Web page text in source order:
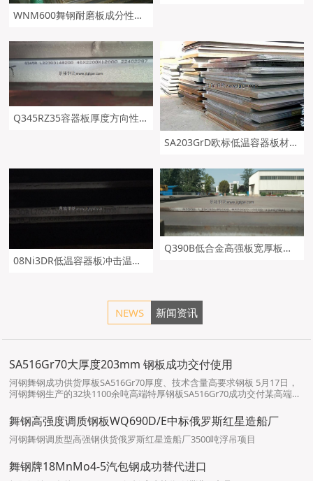
WNM600舞钢耐磨板成分性能及钢板应用范围
Q345RZ35容器板厚度方向性能及舞钢生产供应
SA203GrD欧标低温容器板材质分析及及钢板成分性能
08Ni3DR低温容器板冲击温度及钢板舞钢定轧
Q390B低合金高强板宽厚板舞钢定轧及钢板切割
NEWS 新闻资讯
SA516Gr70大厚度203mm 钢板成功交付使用
河钢舞钢成功供货厚板SA516Gr70厚度、技术含量高要求钢板 5月17日，
河钢舞钢生产的32块1100余吨高端特厚钢板SA516Gr70成功交付某高端客
高。 河钢舞钢深入推动“两个结构”再优化，…
舞钢高强度调质钢板WQ690D/E中标俄罗斯红星造船厂
河钢舞钢调质型高强钢供货俄罗斯红星造船厂3500吨浮吊项目
舞钢牌18MnMo4-5汽包钢成功替代进口